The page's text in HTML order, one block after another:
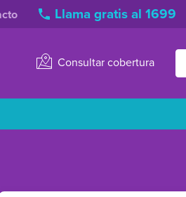
Llama gratis al 1699
Consultar cobertura